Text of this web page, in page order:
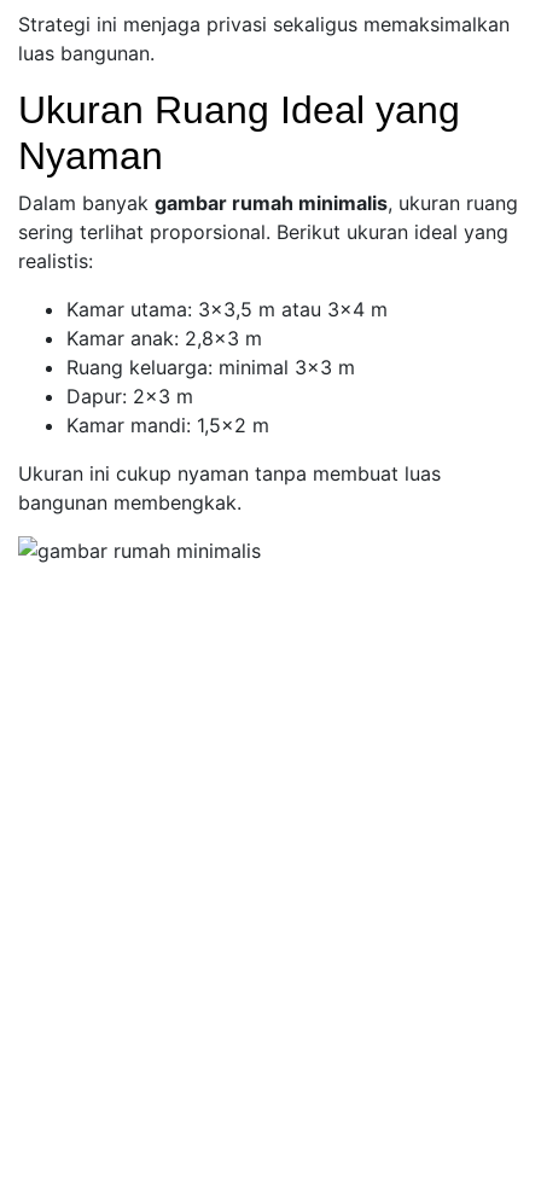
Strategi ini menjaga privasi sekaligus memaksimalkan
luas bangunan.
Ukuran Ruang Ideal yang
Nyaman
Dalam banyak gambar rumah minimalis, ukuran ruang
sering terlihat proporsional. Berikut ukuran ideal yang
realistis:
Kamar utama: 3×3,5 m atau 3×4 m
Kamar anak: 2,8×3 m
Ruang keluarga: minimal 3×3 m
Dapur: 2×3 m
Kamar mandi: 1,5×2 m
Ukuran ini cukup nyaman tanpa membuat luas
bangunan membengkak.